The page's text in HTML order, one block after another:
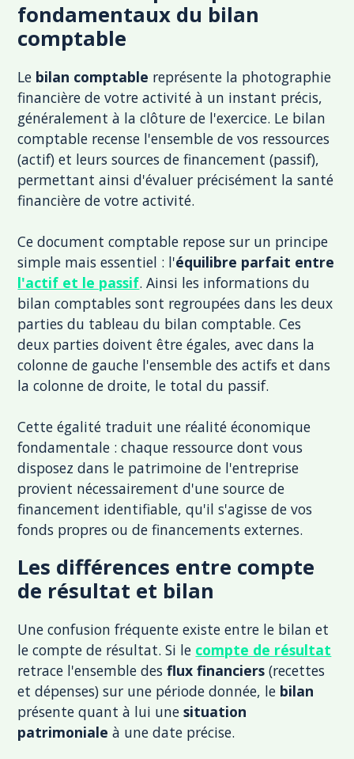
fondamentaux du bilan
comptable
Le bilan comptable représente la photographie
financière de votre activité à un instant précis,
généralement à la clôture de l'exercice. Le bilan
comptable recense l'ensemble de vos ressources
(actif) et leurs sources de financement (passif),
permettant ainsi d'évaluer précisément la santé
financière de votre activité.
Ce document comptable repose sur un principe
simple mais essentiel : l'équilibre parfait entre
l'actif et le passif. Ainsi les informations du
bilan comptables sont regroupées dans les deux
parties du tableau du bilan comptable. Ces
deux parties doivent être égales, avec dans la
colonne de gauche l'ensemble des actifs et dans
la colonne de droite, le total du passif.
Cette égalité traduit une réalité économique
fondamentale : chaque ressource dont vous
disposez dans le patrimoine de l'entreprise
provient nécessairement d'une source de
financement identifiable, qu'il s'agisse de vos
fonds propres ou de financements externes.
Les différences entre compte
de résultat et bilan
Une confusion fréquente existe entre le bilan et
le compte de résultat. Si le compte de résultat
retrace l'ensemble desflux financiers (recettes
et dépenses) sur une période donnée, le bilan
présente quant à lui unesituation
patrimoniale à une date précise.